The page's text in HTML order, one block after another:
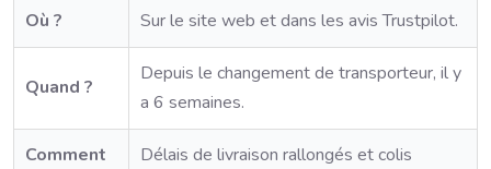
Où ? Sur le site web et dans les avis Trustpilot.
Quand ?
Depuis le changement de transporteur, il y
a 6 semaines.
Comment
Délais de livraison rallongés et colis